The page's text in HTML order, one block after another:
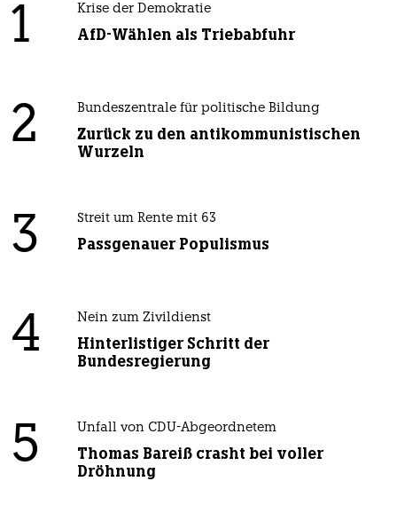
1 Krise der Demokratie
AfD-Wählen als Triebabfuhr
2 Bundeszentrale für politische Bildung
Zurück zu den antikommunistischen
Wurzeln
3 Streit um Rente mit 63
Passgenauer Populismus
4 Nein zum Zivildienst
Hinterlistiger Schritt der
Bundesregierung
5 Unfall von CDU-Abgeordnetem
Thomas Bareiß crasht bei voller
Dröhnung